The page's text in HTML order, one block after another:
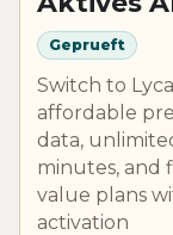
Geprueft
Switch to
affordable
data,
minutes, and
value plans
activation